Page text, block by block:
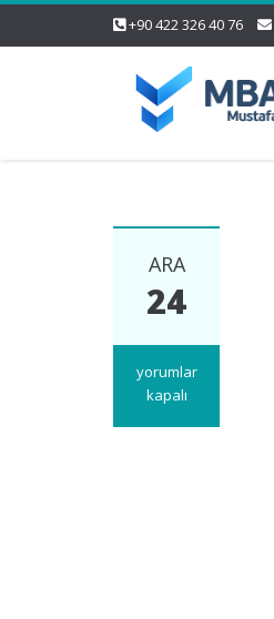
+90 422 326 40 76
ARA
24
01.01.2019
tarihinde
yorumlar
kapalı